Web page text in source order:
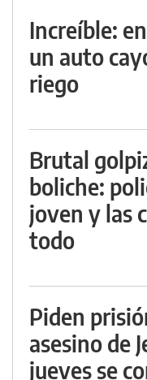
Increíble:
un auto
riego
Brutal
boliche:
joven y las
todo
Piden
asesino de
jueves se